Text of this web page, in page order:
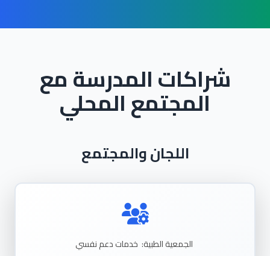
شراكات المدرسة مع
المجتمع المحلي
اللجان والمجتمع
الجمعيةالطبية: خدماتدعمنفسي